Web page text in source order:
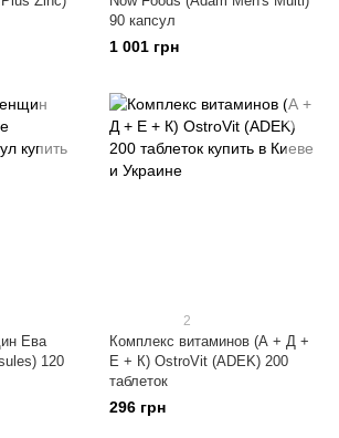
90 капсул
1 001 грн
Ева
120
2
Комплекс витаминов (А + Д +
Е + К) OstroVit (ADEK) 200
таблеток
296 грн